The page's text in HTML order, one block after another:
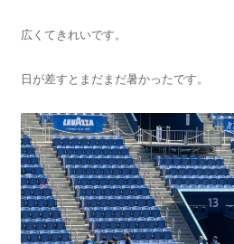
広くてきれいです。
日が差すとまだまだ暑かったです。